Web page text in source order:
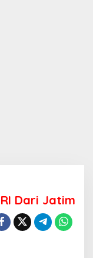
Dari Jatim